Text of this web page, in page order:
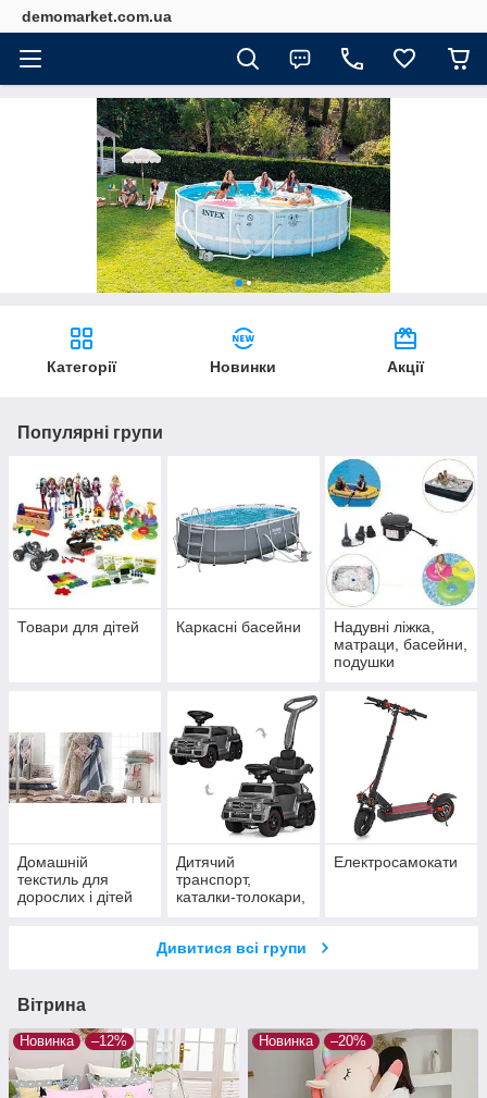
demomarket.com.ua
Категорії Новинки Акції
Популярні групи
Товари для дітей Каркасні басейни
Надувні ліжка,
матраци, басейни,
подушки
Домашній
текстиль для
дорослих і дітей
Дитячий
транспорт,
каталки-толокари,
Електросамокати
Дивитися всі групи
Вітрина
Новинка –12% Новинка –20%